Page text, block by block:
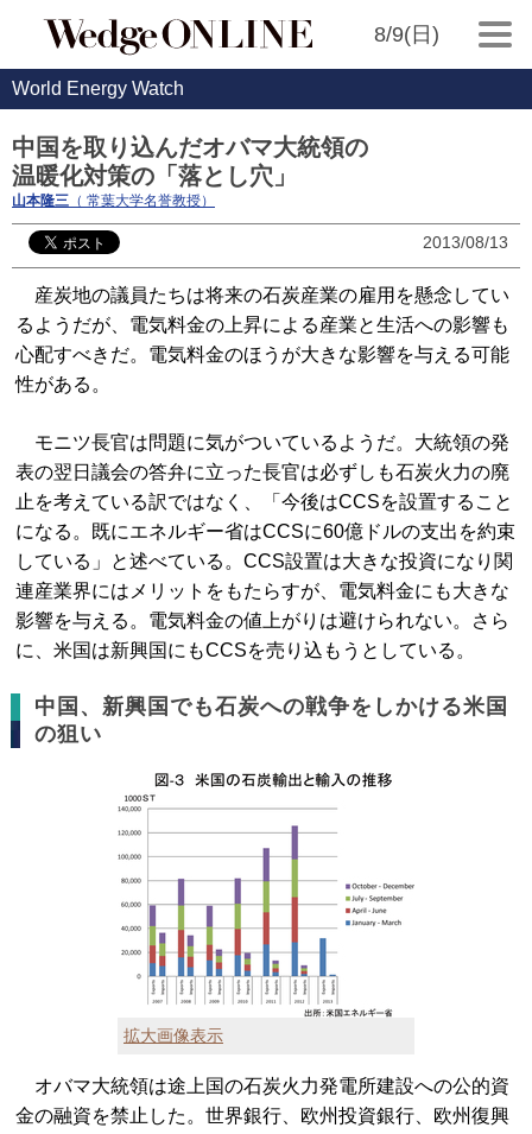
8/9(日)
World Energy Watch
中国を取り込んだオバマ大統領の
温暖化対策の「落とし穴」
山本隆三 （ 常葉大学名誉教授）
2013/08/13
産炭地の議員たちは将来の石炭産業の雇用を懸念してい
るようだが、電気料金の上昇による産業と生活への影響も
心配すべきだ。電気料金のほうが大きな影響を与える可能
性がある。
モニツ長官は問題に気がついているようだ。大統領の発
表の翌日議会の答弁に立った長官は必ずしも石炭火力の廃
止を考えている訳ではなく、「今後はCCSを設置すること
になる。既にエネルギー省はCCSに60億ドルの支出を約束
している」と述べている。CCS設置は大きな投資になり関
連産業界にはメリットをもたらすが、電気料金にも大きな
影響を与える。電気料金の値上がりは避けられない。さら
に、米国は新興国にもCCSを売り込もうとしている。
中国、新興国でも石炭への戦争をしかける米国
の狙い
拡大画像表示
オバマ大統領は途上国の石炭火力発電所建設への公的資
金の融資を禁止した。世界銀行、欧州投資銀行、欧州復興